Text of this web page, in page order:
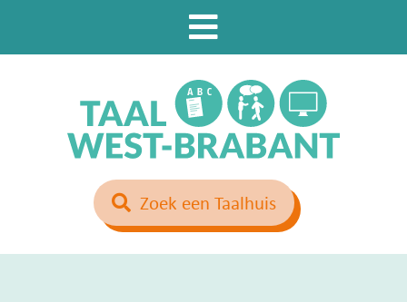
Zoek een Taalhuis